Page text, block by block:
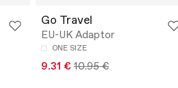
Go Travel
EU-UK Adaptor
ONE SIZE
9.31 € 10.95 €